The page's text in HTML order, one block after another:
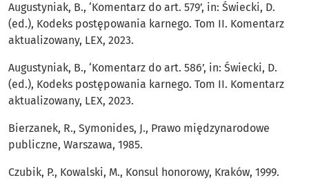
Augustyniak, B., ‘Komentarz do art. 579’, in: Świecki, D.
(ed.), Kodeks postępowania karnego. Tom II. Komentarz
aktualizowany, LEX, 2023.
Augustyniak, B., ‘Komentarz do art. 586’, in: Świecki, D.
(ed.), Kodeks postępowania karnego. Tom II. Komentarz
aktualizowany, LEX, 2023.
Bierzanek, R., Symonides, J., Prawo międzynarodowe
publiczne, Warszawa, 1985.
Czubik, P., Kowalski, M., Konsul honorowy, Kraków, 1999.